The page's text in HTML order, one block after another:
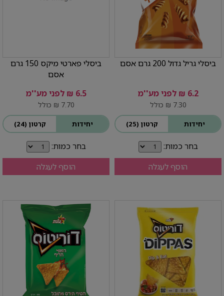
ביסלי גריל גדול 200 גרם אסם
6.2 ₪ לפני מע''מ
7.30 ₪ כולל
יחידות קרטון (25)
בחר כמות:
הוסף לעגלה
ביסלי פארטי מיקס 150 גרם
אסם
6.5 ₪ לפני מע''מ
7.70 ₪ כולל
יחידות קרטון (24)
בחר כמות:
הוסף לעגלה